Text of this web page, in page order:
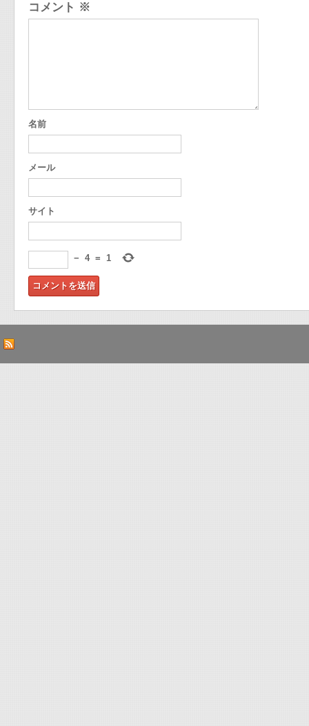
コメント ※
名前
メール
サイト
− 4 = 1